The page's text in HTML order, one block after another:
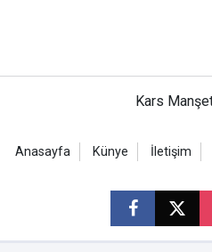
Kars
Anasayfa Künye İletişim